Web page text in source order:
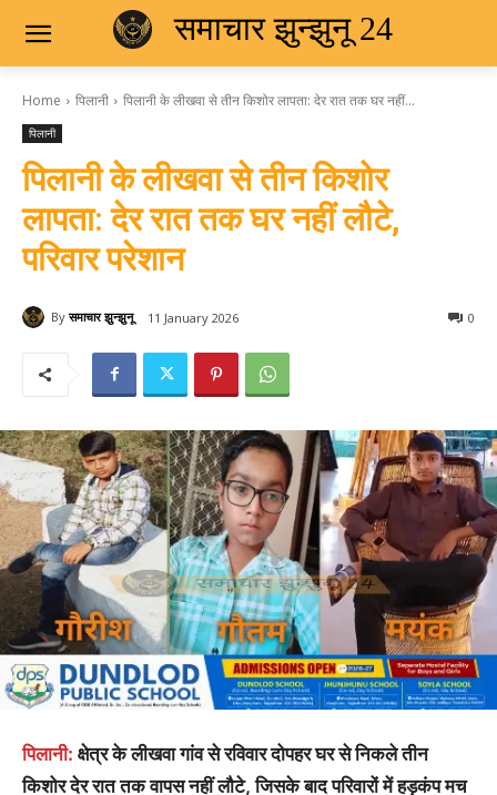
समाचार झुन्झुनू 24
Home पिलानी पिलानी के लीखवा से तीन किशोर लापता: देर रात तक घर नहीं...
पिलानी
पिलानी के लीखवा से तीन किशोर
लापता: देर रात तक घर नहीं लौटे,
परिवार परेशान
By समाचार झुन्झुनू 11 January 2026 0
पिलानी: क्षेत्र के लीखवा गांव से रविवार दोपहर घर से निकले तीन
किशोर देर रात तक वापस नहीं लौटे, जिसके बाद परिवारों में हड़कंप मच